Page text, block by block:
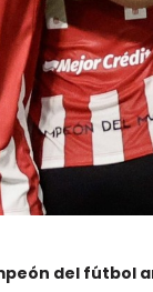
del fútbol